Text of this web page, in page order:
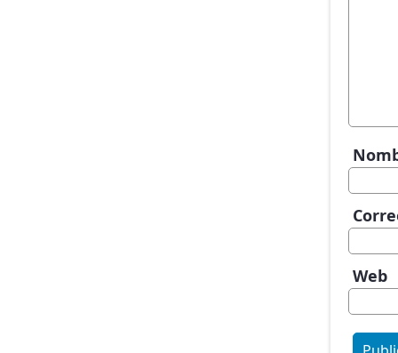
Web